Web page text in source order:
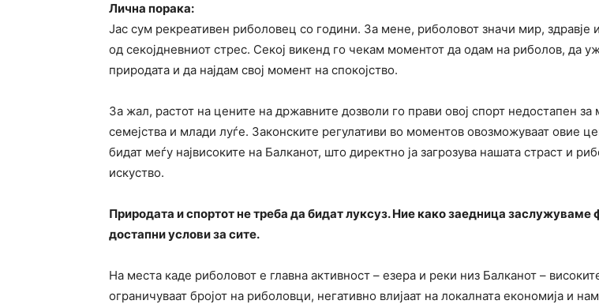
Лична порака:
Јас сум рекреативен риболовец со години. За мене, риболовот значи мир, здравје
од секојдневниот стрес. Секој викенд го чекам моментот да одам на риболов, да
природата и да најдам свој момент на спокојство.
За жал, растот на цените на државните дозволи го прави овој спорт недостапен за
семејства и млади луѓе. Законските регулативи во моментов овозможуваат овие
бидат меѓу највисоките на Балканот, што директно ја загрозува нашата страст и
искуство.
Природата и спортот не треба да бидат луксуз. Ние како заедница заслужуваме
достапни услови за сите.
На места каде риболовот е главна активност – езера и реки низ Балканот –
ограничуваат бројот на риболовци, негативно влијаат на локалната економија и